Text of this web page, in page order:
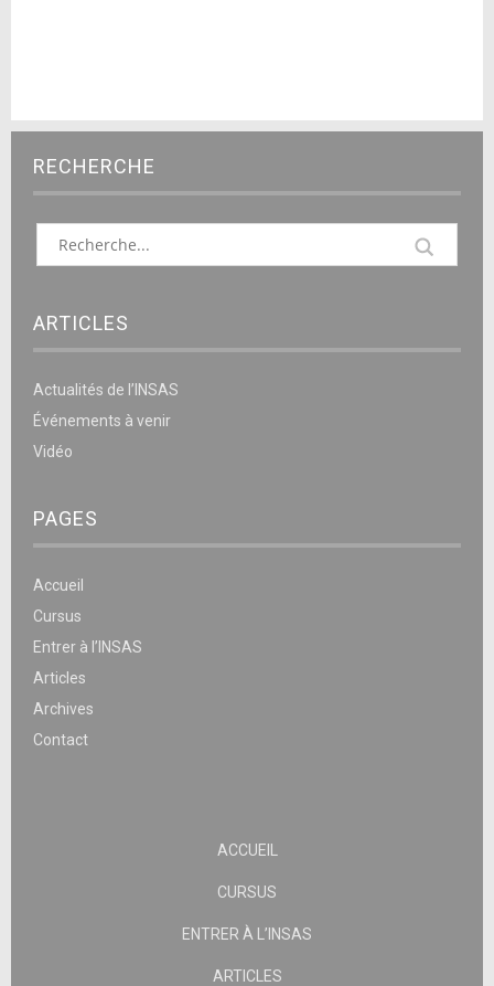
RECHERCHE
ARTICLES
Actualités de l’INSAS
Événements à venir
Vidéo
PAGES
Accueil
Cursus
Entrer à l’INSAS
Articles
Archives
Contact
ACCUEIL
CURSUS
ENTRER À L’INSAS
ARTICLES